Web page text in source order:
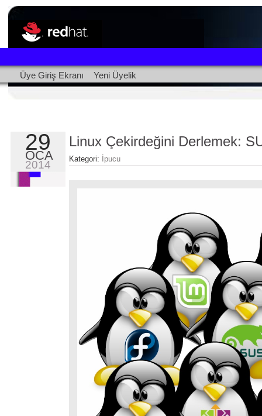
Üye Giriş Ekranı Yeni Üyelik
29
OCA
2014
Linux Çekirdeğini Derlemek:
Kategori: İpucu